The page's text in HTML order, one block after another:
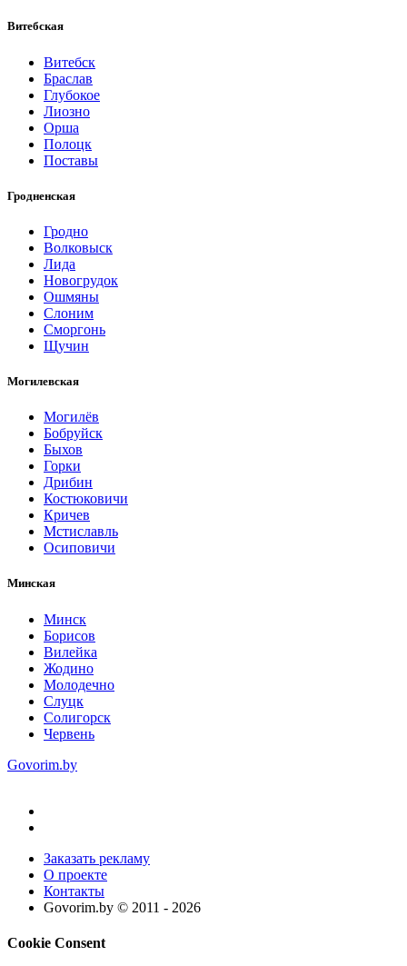
Витебская
Витебск
Браслав
Глубокое
Лиозно
Орша
Полоцк
Поставы
Гродненская
Гродно
Волковыск
Лида
Новогрудок
Ошмяны
Слоним
Сморгонь
Щучин
Могилевская
Могилёв
Бобруйск
Быхов
Горки
Дрибин
Костюковичи
Кричев
Мстиславль
Осиповичи
Минская
Минск
Борисов
Вилейка
Жодино
Молодечно
Слуцк
Солигорск
Червень
Govorim.by
Заказать рекламу
О проекте
Контакты
Govorim.by © 2011 - 2026
Cookie Consent